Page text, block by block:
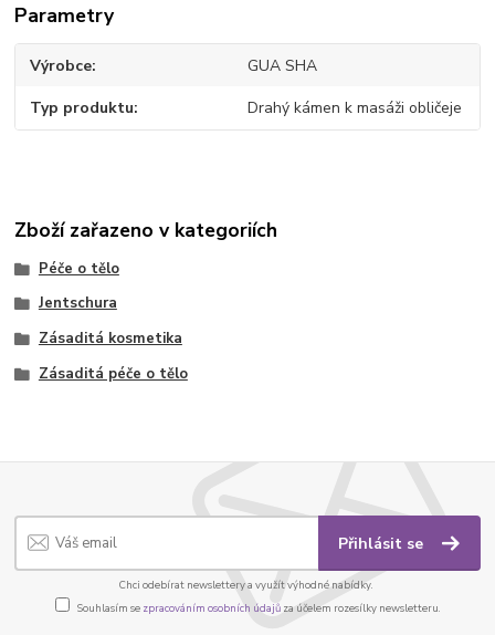
Parametry
Výrobce GUA SHA
Typ produktu Drahý kámen k masáži obličeje
Zboží zařazeno v kategoriích
Péče o tělo
Jentschura
Zásaditá kosmetika
Zásaditá péče o tělo
Přihlásit se
Chci odebírat newslettery a využít výhodné nabídky.
Souhlasím se zpracováním osobních údajůza účelem rozesílky newsletteru.